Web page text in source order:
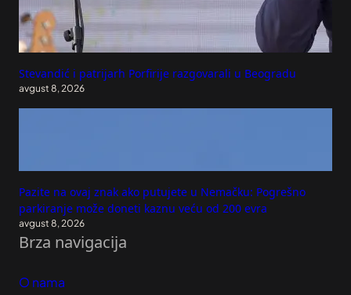
Stevandić i patrijarh Porfirije razgovarali u Beogradu
avgust 8, 2026
Pazite na ovaj znak ako putujete u Nemačku: Pogrešno
parkiranje može doneti kaznu veću od 200 evra
avgust 8, 2026
Brza navigacija
O nama